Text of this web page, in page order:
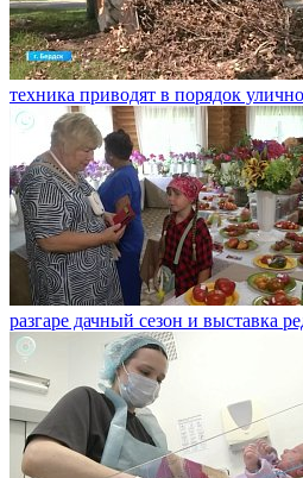
техника приводят в порядок
разгаре дачный сезон и выставка